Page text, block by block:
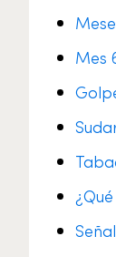
Mes